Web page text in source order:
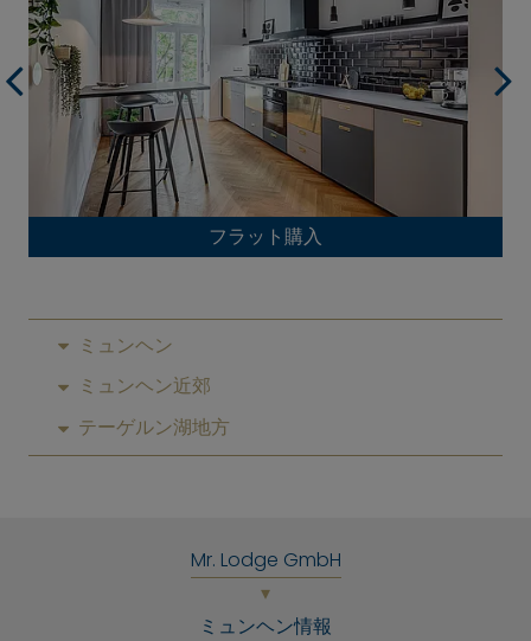
フラット購入
ミュンヘン
ミュンヘン近郊
テーゲルン湖地方
Mr. Lodge GmbH
ミュンヘン情報